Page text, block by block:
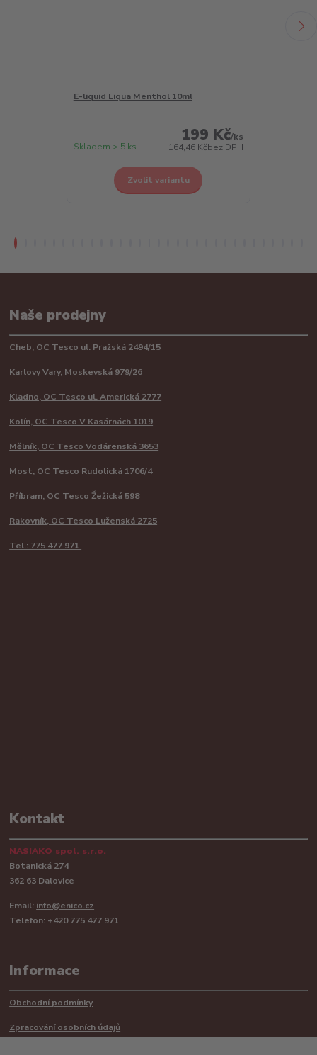
E-liquid Liqua Menthol 10ml
199 Kč/ks
164,46 Kčbez DPH
Skladem > 5 ks
Zvolit variantu
Naše prodejny
Cheb, OC Tesco ul. Pražská 2494/15
Karlovy Vary, Moskevská 979/26
Kladno, OC Tesco ul. Americká 2777
Kolín, OC Tesco V Kasárnách 1019
Mělník, OC Tesco Vodárenská 3653
Most, OC Tesco Rudolická 1706/4
Příbram, OC Tesco Žežická 598
Rakovník, OC Tesco Luženská 2725
Tel.: 775 477 971
Kontakt
NASIAKO spol. s.r.o.
Botanická 274
362 63 Dalovice
Email: info@enico.cz
Telefon: +420 775 477 971
Informace
Obchodní podmínky
Zpracování osobních údajů